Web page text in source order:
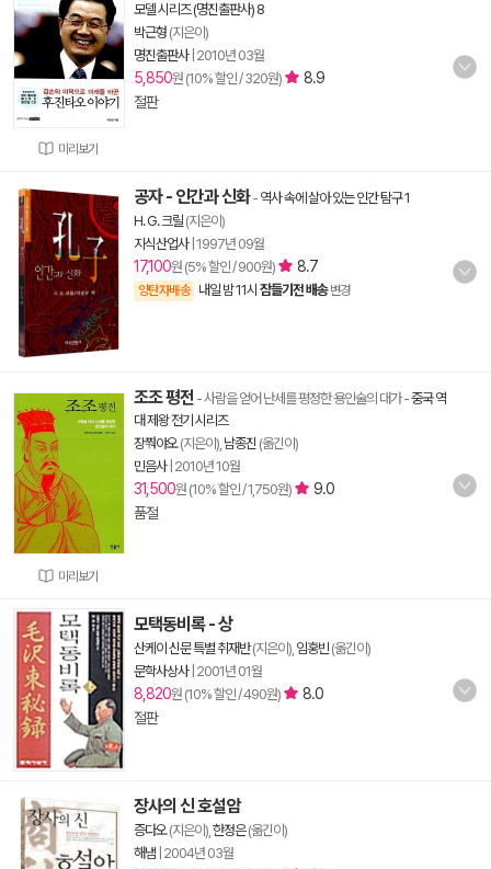
미리보기
모델 시리즈 (명진출판사) 8
박근형 (지은이)
명진출판사| 2010년 03월
5,850원 (10% 할인 / 320원)
8.9
절판
공자 - 인간과 신화- 역사 속에 살아 있는 인간 탐구 1
H. G. 크릴 (지은이)
지식산업사| 1997년 09월
17,100원 (5% 할인 / 900원) 8.7
양탄자배송 내일 밤 11시 잠들기전 배송 변경
미리보기
조조 평전 - 사람을 얻어 난세를 평정한 용인술의 대가-중국 역
대 제왕 전기 시리즈
장쭤야오(지은이), 남종진 (옮긴이)
민음사| 2010년 10월
31,500원 (10% 할인 / 1,750원)
9.0
품절
모택동비록 - 상
산케이 신문 특별 취재반(지은이), 임홍빈 (옮긴이)
문학사상사| 2001년 01월
8,820원 (10% 할인 / 490원)
8.0
절판
장사의 신 호설암
증다오(지은이), 한정은(옮긴이)
해냄 2004년 03월